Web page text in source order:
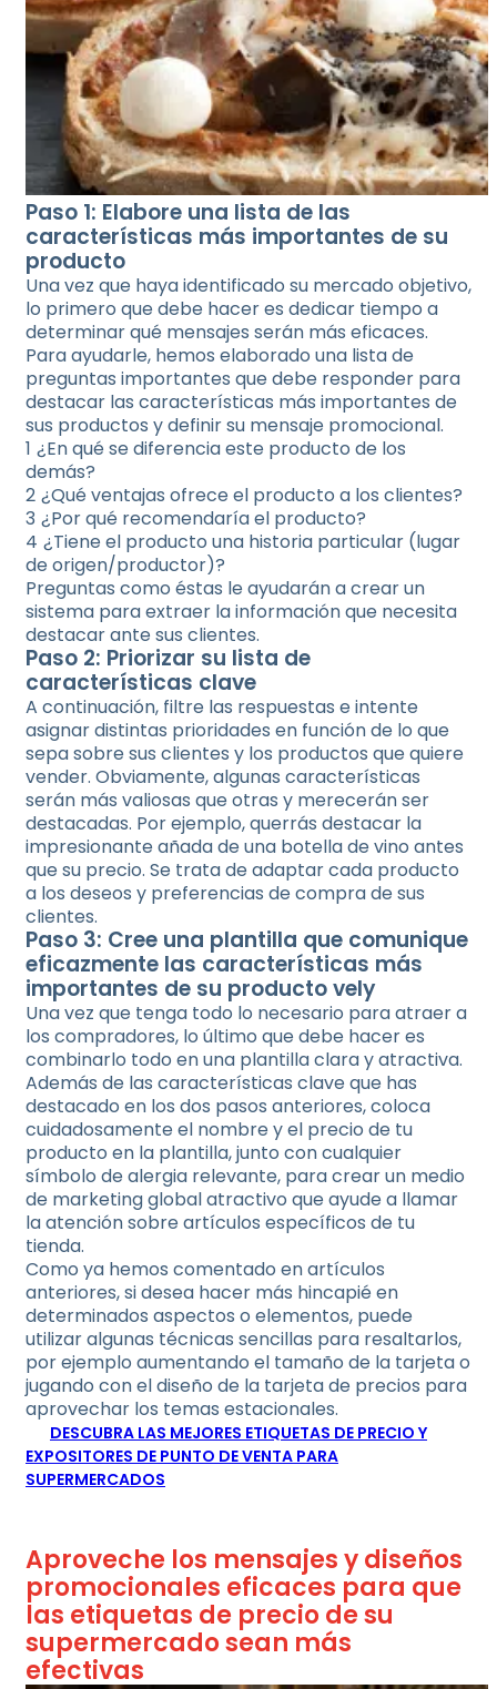
Paso 1: Elabore una lista de las
características más importantes de su
producto
Una vez que haya identificado su mercado objetivo,
lo primero que debe hacer es dedicar tiempo a
determinar qué mensajes serán más eficaces.
Para ayudarle, hemos elaborado una lista de
preguntas importantes que debe responder para
destacar las características más importantes de
sus productos y definir su mensaje promocional.
¿En qué se diferencia este producto de los
demás?
¿Qué ventajas ofrece el producto a los clientes?
¿Por qué recomendaría el producto?
¿Tiene el producto una historia particular (lugar
de origen/productor)?
Preguntas como éstas le ayudarán a crear un
sistema para extraer la información que necesita
destacar ante sus clientes.
Paso 2: Priorizar su lista de
características clave
A continuación, filtre las respuestas e intente
asignar distintas prioridades en función de lo que
sepa sobre sus clientes y los productos que quiere
vender. Obviamente, algunas características
serán más valiosas que otras y merecerán ser
destacadas. Por ejemplo, querrás destacar la
impresionante añada de una botella de vino antes
que su precio. Se trata de adaptar cada producto
a los deseos y preferencias de compra de sus
clientes.
Paso 3: Cree una plantilla que comunique
eficazmente las características más
importantes de su producto vely
Una vez que tenga todo lo necesario para atraer a
los compradores, lo último que debe hacer es
combinarlo todo en una plantilla clara y atractiva.
Además de las características clave que has
destacado en los dos pasos anteriores, coloca
cuidadosamente el nombre y el precio de tu
producto en la plantilla, junto con cualquier
símbolo de alergia relevante, para crear un medio
de marketing global atractivo que ayude a llamar
la atención sobre artículos específicos de tu
tienda.
Como ya hemos comentado en artículos
anteriores, si desea hacer más hincapié en
determinados aspectos o elementos, puede
utilizar algunas técnicas sencillas para resaltarlos,
por ejemplo aumentando el tamaño de la tarjeta o
jugando con el diseño de la tarjeta de precios para
aprovechar los temas estacionales.
DESCUBRA LAS MEJORES ETIQUETAS DE PRECIO Y
EXPOSITORES DE PUNTO DE VENTA PARA
SUPERMERCADOS
Aproveche los mensajes y diseños
promocionales eficaces para que
las etiquetas de precio de su
supermercado sean más
efectivas